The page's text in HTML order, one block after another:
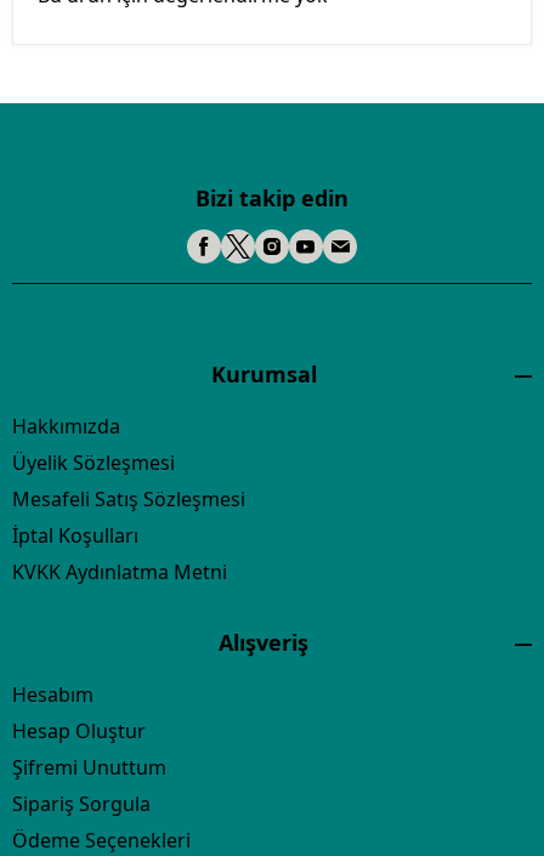
Bizi takip edin
Kurumsal
Hakkımızda
Üyelik Sözleşmesi
Mesafeli Satış Sözleşmesi
İptal Koşulları
KVKK Aydınlatma Metni
Alışveriş
Hesabım
Hesap Oluştur
Şifremi Unuttum
Sipariş Sorgula
Ödeme Seçenekleri